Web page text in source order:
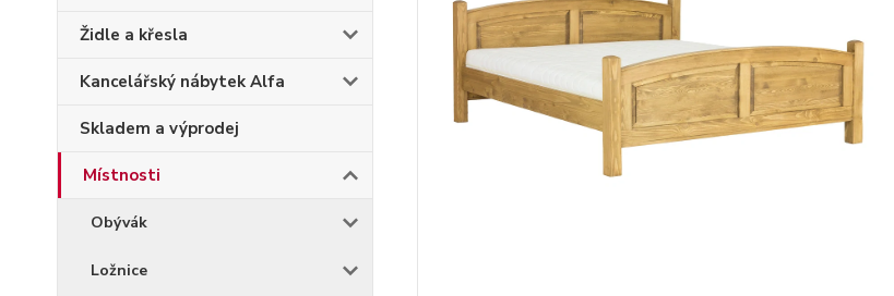
Židle a křesla
Kancelářský nábytek Alfa
Skladem a výprodej
Místnosti
Obývák
Ložnice